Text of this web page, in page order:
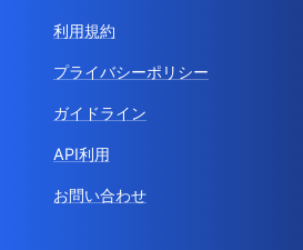
利用規約
プライバシーポリシー
ガイドライン
API利用
お問い合わせ